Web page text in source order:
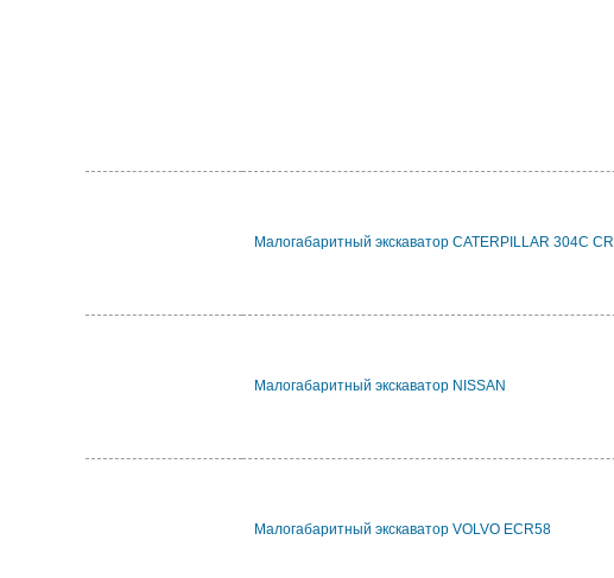
Малогабаритный экскаватор CATERPILLAR 304C CR
Малогабаритный экскаватор NISSAN
Малогабаритный экскаватор VOLVO ECR58